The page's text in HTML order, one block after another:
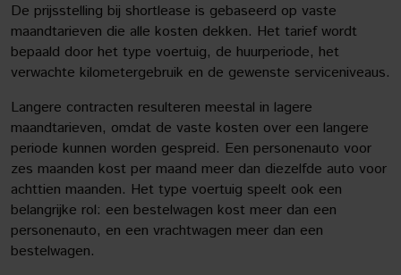
De prijsstelling bij shortlease is gebaseerd op vaste
maandtarieven die alle kosten dekken. Het tarief wordt
bepaald door het type voertuig, de huurperiode, het
verwachte kilometergebruik en de gewenste serviceniveaus.
Langere contracten resulteren meestal in lagere
maandtarieven, omdat de vaste kosten over een langere
periode kunnen worden gespreid. Een personenauto voor
zes maanden kost per maand meer dan diezelfde auto voor
achttien maanden. Het type voertuig speelt ook een
belangrijke rol: een bestelwagen kost meer dan een
personenauto, en een vrachtwagen meer dan een
bestelwagen.